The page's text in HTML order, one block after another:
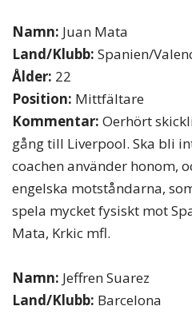
Namn: Juan Mata
Land/Klubb: Spanien/
Ålder: 22
Position: Mittfältare
Kommentar: Oerhört
gång till Liverpool. Ska bli
coachen använder honom,
engelska motståndarna,
spela mycket fysiskt mot
Mata, Krkic mfl.
Namn: Jeffren Suarez
Land/Klubb: Barcelona